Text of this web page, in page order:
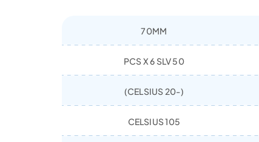
70MM
50 PCS X 6 SLV
(-20 CELSIUS)
105 CELSIUS